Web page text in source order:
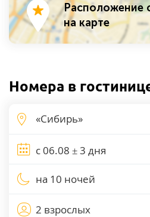
Расположение
на карте
Номера в
на 10 ночей
2 взрослых